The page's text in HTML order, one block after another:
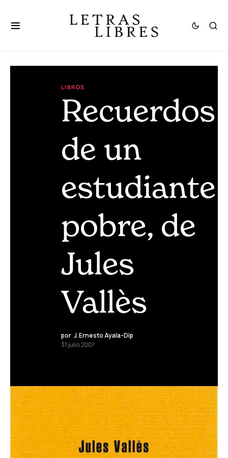
LIBROS
Recuerdos
de un
estudiante
pobre, de
Jules
Vallès
por J. Ernesto Ayala-Dip
31 julio 2007